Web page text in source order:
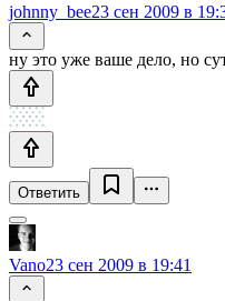
johnny_bee23 сен 2009 в
ну это уже ваше дело, но
Ответить
Vano23 сен 2009 в 19:41